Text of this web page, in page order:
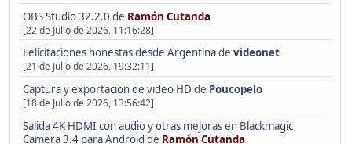
OBS Studio 32.2.0 de Ramón Cutanda
[22 de Julio de 2026, 11:16:28]
Felicitaciones honestas desde Argentinade videonet
[21 de Julio de 2026, 19:32:11]
Captura y exportacion de video HD de Poucopelo
[18 de Julio de 2026, 13:56:42]
Salida 4K HDMI con audio y otras mejoras en Blackmagic
Camera 3.4 para Android de Ramón Cutanda